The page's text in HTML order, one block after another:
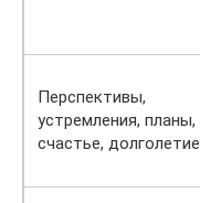
Перспективы,
устремления, планы,
счастье, долголетие